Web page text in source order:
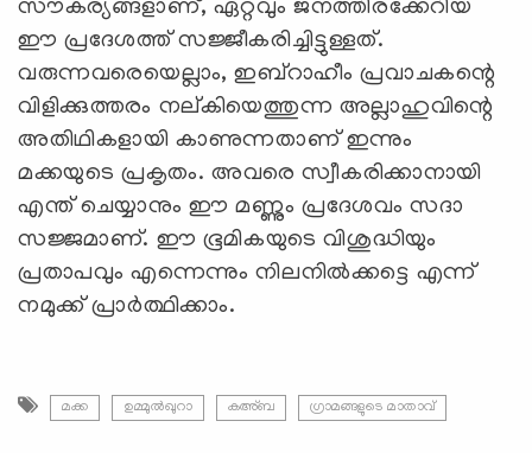
സൗകര്യങ്ങളാണ്, ഏറ്റവും ജനത്തിരക്കേറിയ
ഈ പ്രദേശത്ത് സജ്ജീകരിച്ചിട്ടുള്ളത്.
വരുന്നവരെയെല്ലാം, ഇബ്റാഹീം പ്രവാചകന്റെ
വിളിക്കുത്തരം നല്കിയെത്തുന്ന അല്ലാഹുവിന്റെ
അതിഥികളായി കാണുന്നതാണ് ഇന്നും
മക്കയുടെ പ്രകൃതം. അവരെ സ്വീകരിക്കാനായി
എന്ത് ചെയ്യാനും ഈ മണ്ണും പ്രദേശവം സദാ
സജ്ജമാണ്. ഈ ഭൂമികയുടെ വിശുദ്ധിയും
പ്രതാപവും എന്നെന്നും നിലനില്‍ക്കട്ടെ എന്ന്
നമുക്ക് പ്രാര്‍ത്ഥിക്കാം.
മക്ക ഉമ്മുല്‍ഖുറാ കഅ്ബ ഗ്രാമങ്ങളുടെ മാതാവ്